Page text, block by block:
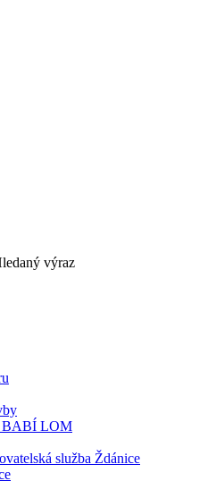
výraz
LOM
služba Ždánice